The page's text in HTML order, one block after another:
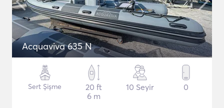
Acquaviva 635 N
Sert Şişme
20 ft
6 m
10 Seyir 0